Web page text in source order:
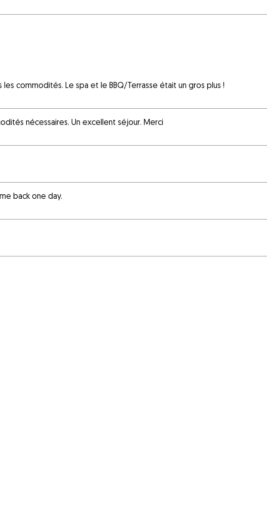
commodités. Le spa et le BBQ/Terrasse était un gros plus !
nécessaires. Un excellent séjour. Merci
back one day.